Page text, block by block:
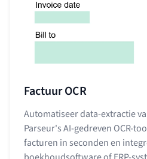
Factuur OCR
Automatiseer data-extractie
Parseur's AI-gedreven OCR-
facturen in seconden en